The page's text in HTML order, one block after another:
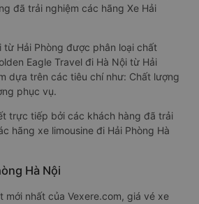
đã trải nghiệm các hãng Xe Hải
từ Hải Phòng được phân loại chất
Eagle Travel đi Hà Nội từ Hải
dựa trên các tiêu chí như: Chất lượng
phục vụ.
trực tiếp bởi các khách hàng đã trải
hãng xe limousine đi Hải Phòng Hà
Hà Nội
mới nhất của Vexere.com, giá vé xe